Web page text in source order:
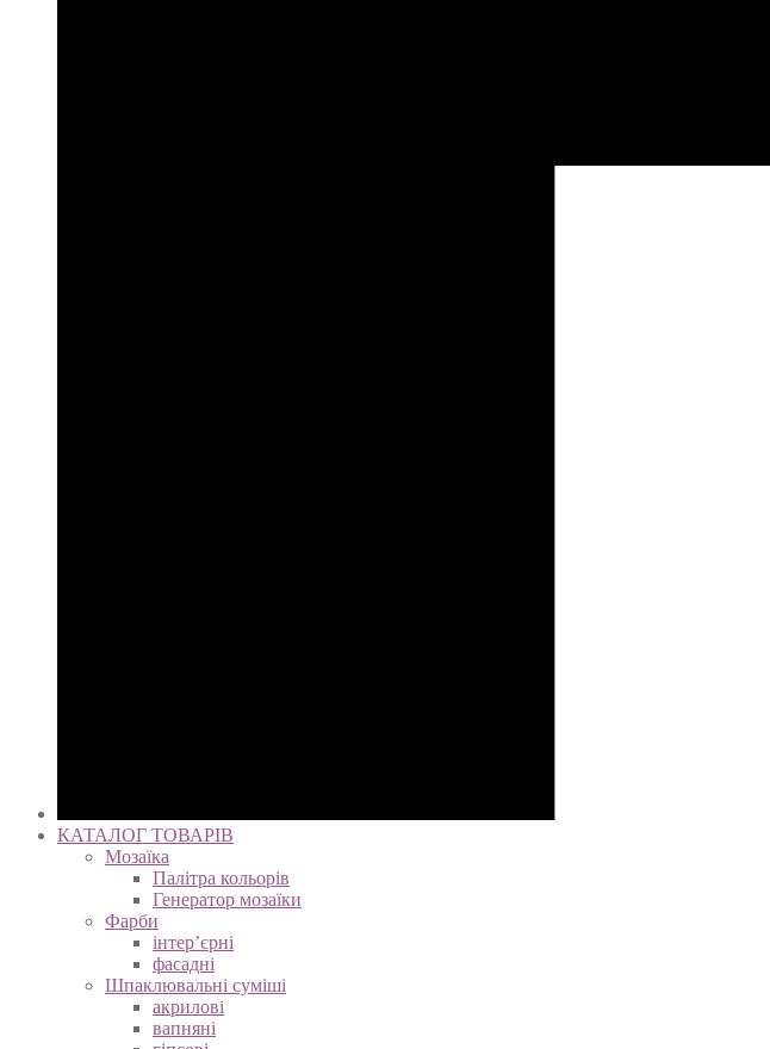
КАТАЛОГ ТОВАРІВ
Мозаїка
Палітра кольорів
Генератор мозаїки
Фарби
інтер’єрні
фасадні
Шпаклювальні суміші
акрилові
вапняні